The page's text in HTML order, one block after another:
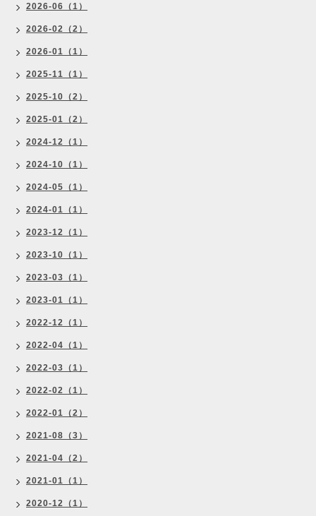
2026-06（1）
2026-02（2）
2026-01（1）
2025-11（1）
2025-10（2）
2025-01（2）
2024-12（1）
2024-10（1）
2024-05（1）
2024-01（1）
2023-12（1）
2023-10（1）
2023-03（1）
2023-01（1）
2022-12（1）
2022-04（1）
2022-03（1）
2022-02（1）
2022-01（2）
2021-08（3）
2021-04（2）
2021-01（1）
2020-12（1）